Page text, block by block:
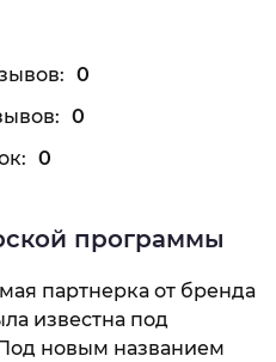
0
0
0
программы
партнерка от бренда
известна под
новым названием